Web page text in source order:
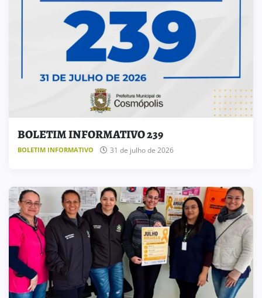
BOLETIM INFORMATIVO 239
BOLETIM INFORMATIVO 31 de julho de 2026